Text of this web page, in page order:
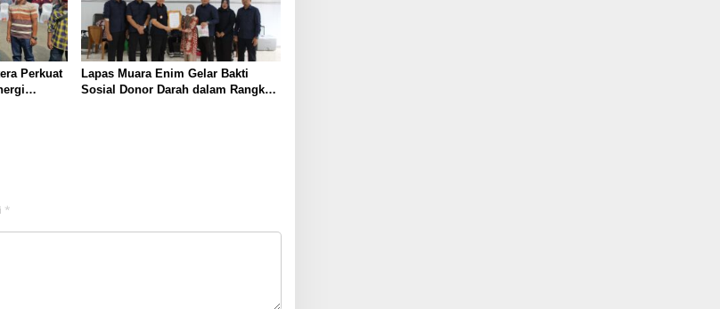
Perkuat
Lapas Muara Enim Gelar Bakti
Sosial Donor Darah dalam Rangka
*